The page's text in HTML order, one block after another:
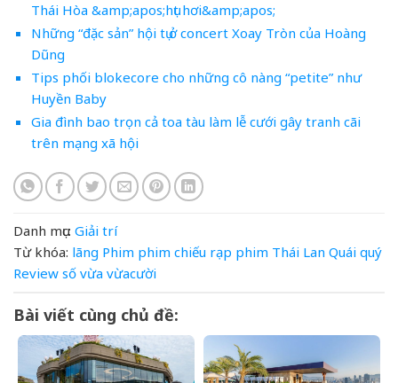
Thái Hòa &amp;apos;hụt hơi&amp;apos;
Những “đặc sản” hội tụ ở concert Xoay Tròn của Hoàng
Dũng
Tips phối blokecore cho những cô nàng “petite” như
Huyền Baby
Gia đình bao trọn cả toa tàu làm lễ cưới gây tranh cãi
trên mạng xã hội
Danh mục: Giải trí
Từ khóa: lãng Phim phim chiếu rạp phim Thái Lan Quái quý
Review số vừa vừacười
Bài viết cùng chủ đề: